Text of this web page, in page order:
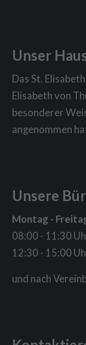
Unser
Das St.
Elisabeth von
besonderer
angenommen
Unsere
Montag -
08:00 - 11:30
12:30 - 15:00
und nach